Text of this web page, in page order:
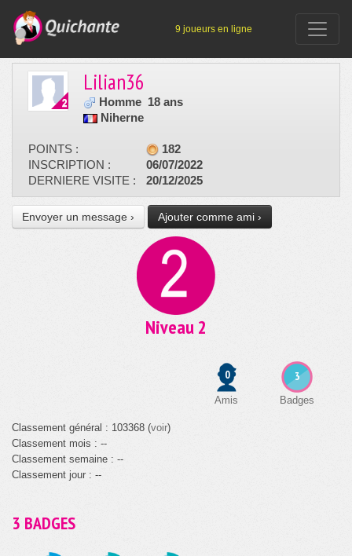
9 joueurs en ligne
Lilian36
Homme 18 ans
Niherne
POINTS :
182
INSCRIPTION :
06/07/2022
DERNIERE VISITE :
20/12/2025
Envoyer un message › Ajouter comme ami ›
Niveau 2
3
Badges
0
Amis
Classement général : 103368 (voir)
Classement mois : --
Classement semaine : --
Classement jour : --
3 BADGES